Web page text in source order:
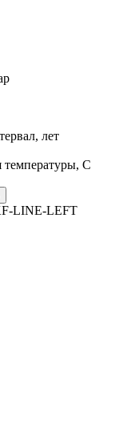
лет
температуры, С